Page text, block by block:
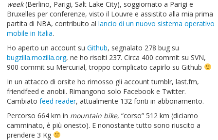
week(Berlino, Parigi, Salt Lake City), soggiornato a Parigi e
Bruxelles per conferenze, visto il Louvre e assistito alla mia prima
partita di NBA, contribuito al lancio di un nuovo sistema operativo
mobile in Italia.
Ho aperto un account su Github, segnalato 278 bug su
bugzilla.mozilla.org, ne ho risolti 237. Circa 400 commit su SVN,
900 commit su Mercurial, troppo complicato capirlo su Github
In un attacco di orsite ho rimosso gli account tumblr, last.fm,
friendfeed e anobii. Rimangono solo Facebook e Twitter.
Cambiato feed reader, attualmente 132 fonti in abbonamento.
Percorso 664 km in mountain bike, “corso” 512 km (diciamo
camminato, è più onesto). E nonostante tutto sono riuscito a
prendere 3 Kg